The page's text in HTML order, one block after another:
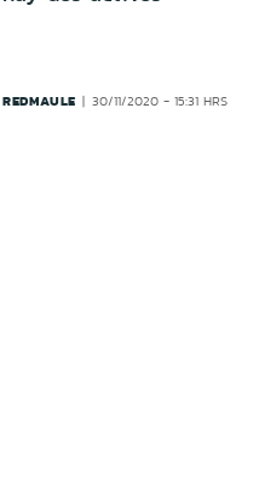
REDMAULE 30/11/2020 - 15:31 HRS